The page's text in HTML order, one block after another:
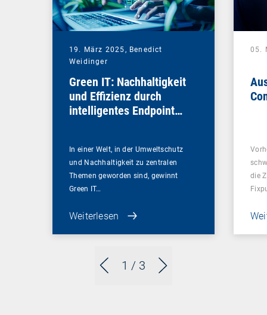
1 / 3
19. März 2025, Benedict
Weidinger
Green IT: Nachhaltigkeit
und Effizienz durch
intelligentes Endpoint
In einer Welt, in der Umweltschutz
und Nachhaltigkeit zu zentralen
Themen geworden sind, gewinnt
Green IT…
Weiterlesen
05.
die